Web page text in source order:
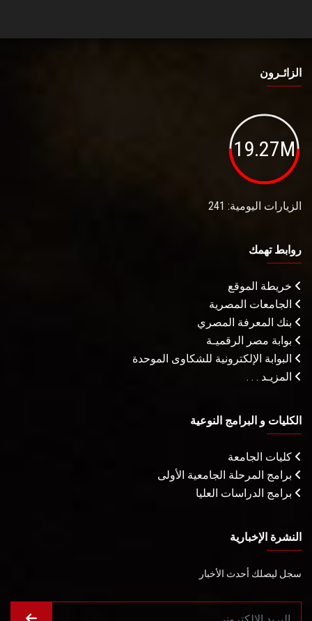
الزائـرون
19.27M
الزيارات اليومية: 241
روابط تهمك
خريطة الموقع
الجامعات المصرية
بنك المعرفة المصري
بوابة مصر الرقميـة
البوابة الإلكترونية للشكاوى الموحدة
المزيـد . . .
الكليات و البرامج النوعية
كليات الجامعة
برامج المرحلة الجامعية الأولى
برامج الدراسات العليا
النشرة الإخبارية
سجل ليصلك أحدث الأخبار